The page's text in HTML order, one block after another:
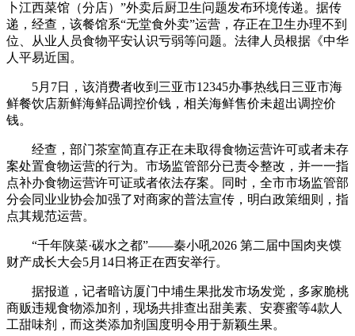
卜江西菜馆（分店）”外卖后厨卫生问题发布环境传递。据传
递，经查，该餐馆系“无堂食外卖”运营，存正在卫生办理不到
位、从业人员食物平安认识亏弱等问题。法律人员根据《中华
人平易近国。
5月7日，该消费者收到三亚市12345办事热线日三亚市海
鲜餐饮店新鲜海鲜品调控价钱，相关海鲜售价未超出调控价
钱。
经查，部门茶室简直存正在未取得食物运营许可或者未存
案处置食物运营的行为。市场监管部分已责令整改，并一一指
点补办食物运营许可证或者依法存案。同时，全市市场监管部
分会同业业协会加强了对商家的普法宣传，明白政策细则，指
点其规范运营。
“千年陕菜·碳水之都”——秦小吼2026 第二届中国肉夹馍
财产成长大会5月14日将正在西安举行。
据报道，记者暗访厦门中埔生果批发市场发觉，多家脆桃
商贩违规食物添加剂，现场共排查出甜美素、安赛蜜等4款人
工甜味剂，而这类添加剂国度明令用于新颖生果。